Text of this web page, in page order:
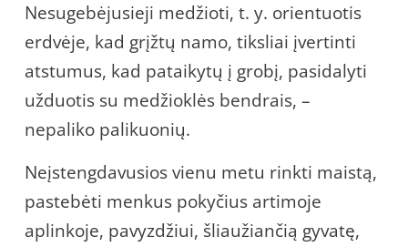
Nesugebėjusieji medžioti, t. y. orientuotis
erdvėje, kad grįžtų namo, tiksliai įvertinti
atstumus, kad pataikytų į grobį, pasidalyti
užduotis su medžioklės bendrais, –
nepaliko palikuonių.
Neįstengdavusios vienu metu rinkti maistą,
pastebėti menkus pokyčius artimoje
aplinkoje, pavyzdžiui, šliaužiančią gyvatę,